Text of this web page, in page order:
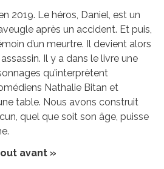
2019. Le héros, Daniel, est un
après un accident. Et puis,
d’un meurtre. Il devient alors
Il y a dans le livre une
qu’interprètent
Nathalie Bitan et
table. Nous avons construit
quel que soit son âge, puisse
avant »